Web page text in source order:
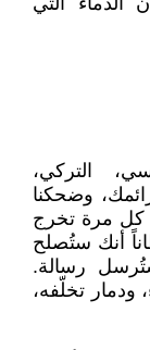
التركي،
وضحكنا
كل مرة تخرج
أنك ستُصلح
رسالة.
ودمار تخلّفه،